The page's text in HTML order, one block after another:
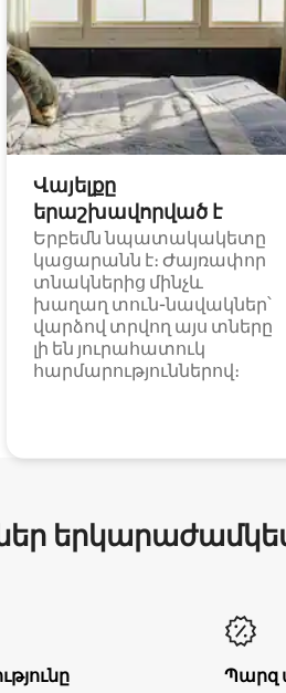
Վայելքը
երաշխավորված է
Երբեմն նպատակակետը
կացարանն է։ Ժայռափոր
տնակներից մինչև
խաղաղ տուն-նավակներ՝
վարձով տրվող այս տները
լի են յուրահատուկ
հարմարություններով։
Պարզ